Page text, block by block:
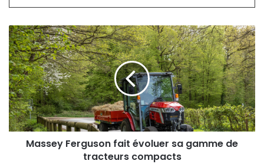
Massey
Ferguson
fait
évoluer
sa
gamme
de
tracteurs
compacts
Massey Ferguson fait évoluer sa gamme de
tracteurs compacts